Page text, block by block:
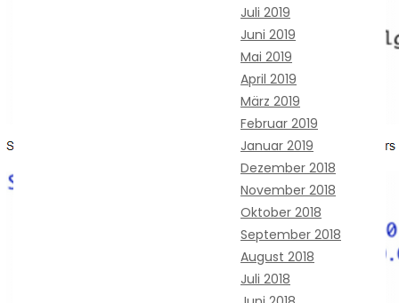
Juli 2019
Juni 2019
Mai 2019
April 2019
März 2019
Februar 2019
Januar 2019
Dezember 2018
November 2018
Oktober 2018
September 2018
August 2018
Juli 2018